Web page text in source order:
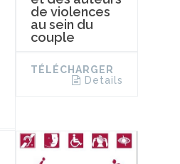
de violences
au sein du
couple
TÉLÉCHARGER
Details